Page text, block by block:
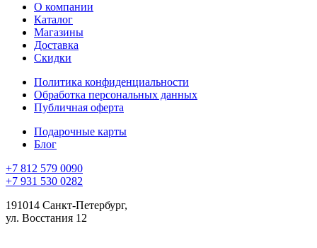
О компании
Каталог
Магазины
Доставка
Скидки
Политика конфиденциальности
Обработка персональных данных
Публичная оферта
Подарочные карты
Блог
+7 812 579 0090
+7 931 530 0282
191014 Санкт-Петербург,
ул. Восстания 12